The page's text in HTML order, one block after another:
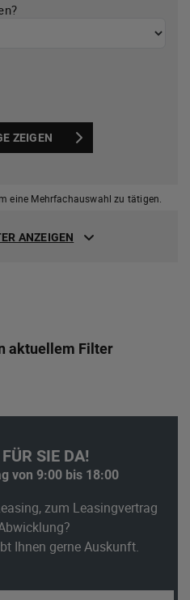
ZEIGEN
eine Mehrfachauswahl zu tätigen.
ANZEIGEN
aktuellem Filter
SIE DA!
von 9:00 bis 18:00
zum Leasingvertrag
Ihnen gerne Auskunft.